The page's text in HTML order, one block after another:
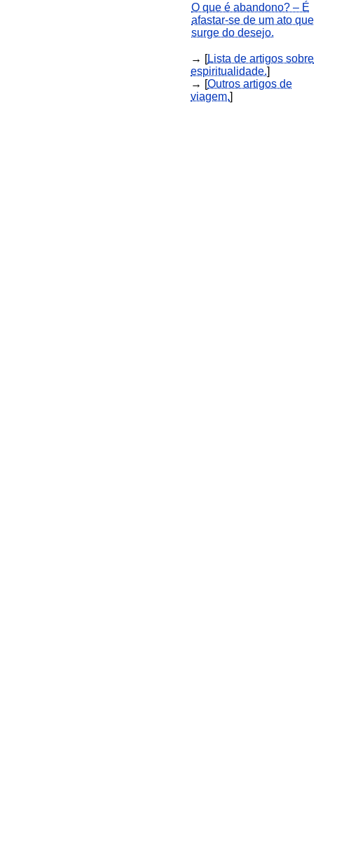
O que é abandono? – É
afastar-se de um ato que
surge do desejo.
→ [Lista de artigos sobre
espiritualidade.]
→ [Outros artigos de
viagem.]